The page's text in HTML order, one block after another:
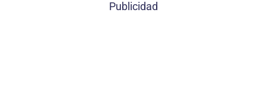
Publicidad